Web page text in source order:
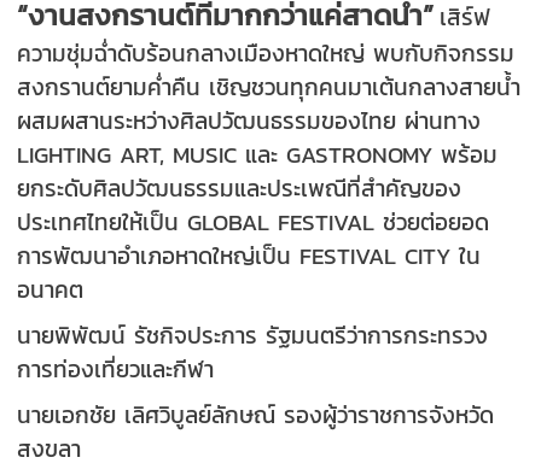
“งานสงกรานต์ที่มากกว่าแค่สาดน้ำ” เสิร์ฟ
ความชุ่มฉ่ำดับร้อนกลางเมืองหาดใหญ่ พบกับกิจกรรม
สงกรานต์ยามค่ำคืน เชิญชวนทุกคนมาเต้นกลางสายน้ำ
ผสมผสานระหว่างศิลปวัฒนธรรมของไทย ผ่านทาง
LIGHTING ART, MUSIC และ GASTRONOMY พร้อม
ยกระดับศิลปวัฒนธรรมและประเพณีที่สำคัญของ
ประเทศไทยให้เป็น GLOBAL FESTIVAL ช่วยต่อยอด
การพัฒนาอำเภอหาดใหญ่เป็น FESTIVAL CITY ใน
อนาคต
นายพิพัฒน์ รัชกิจประการ รัฐมนตรีว่าการกระทรวง
การท่องเที่ยวและกีฬา
นายเอกชัย เลิศวิบูลย์ลักษณ์ รองผู้ว่าราชการจังหวัด
สงขลา